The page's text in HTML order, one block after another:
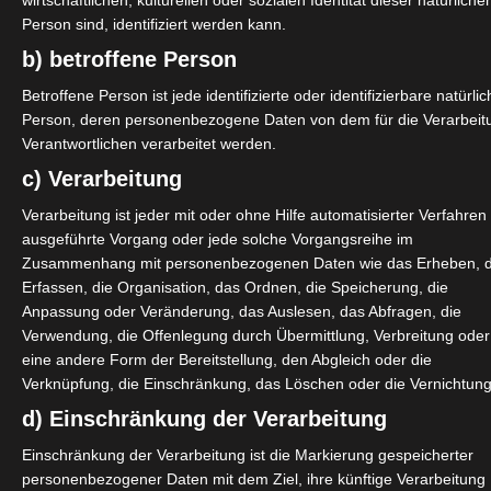
Person sind, identifiziert werden kann.
b) betroffene Person
Betroffene Person ist jede identifizierte oder identifizierbare
Person, deren personenbezogene Daten von dem für die
Verantwortlichen verarbeitet werden.
c) Verarbeitung
Verarbeitung ist jeder mit oder ohne Hilfe automatisierter Verfahren
ausgeführte Vorgang oder jede solche Vorgangsreihe im
Zusammenhang mit personenbezogenen Daten wie das Erheben,
Erfassen, die Organisation, das Ordnen, die Speicherung, die
Anpassung oder Veränderung, das Auslesen, das Abfragen, die
Verwendung, die Offenlegung durch Übermittlung, Verbreitung oder
eine andere Form der Bereitstellung, den Abgleich oder die
Verknüpfung, die Einschränkung, das Löschen oder die Vernichtung.
d) Einschränkung der Verarbeitung
Einschränkung der Verarbeitung ist die Markierung gespeicherter
personenbezogener Daten mit dem Ziel, ihre künftige Verarbeitung